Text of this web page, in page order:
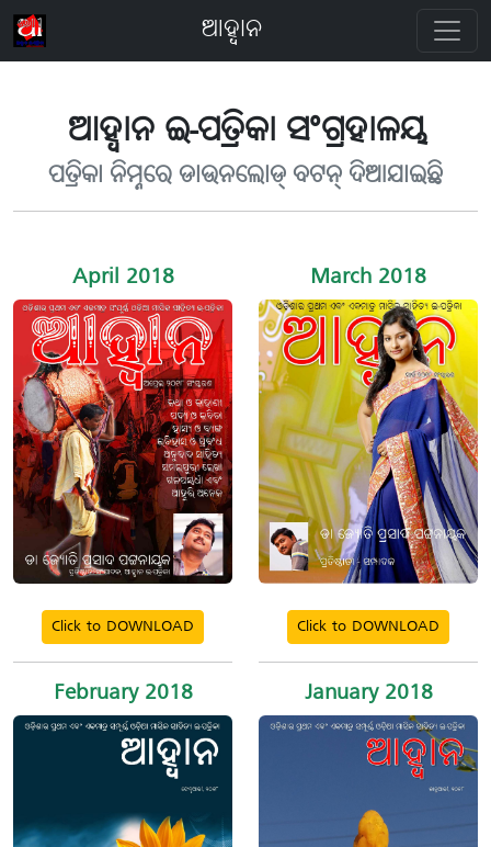
ଆହ୍ବାନ
ଆହ୍ବାନ ଇ-ପତ୍ରିକା ସଂଗ୍ରହାଳୟ
ପତ୍ରିକା ନିମ୍ନରେ ଡାଉନଲୋଡ୍ ବଟନ୍ ଦିଆଯାଇଛି
April 2018
Click to DOWNLOAD
March 2018
Click to DOWNLOAD
February 2018 January 2018